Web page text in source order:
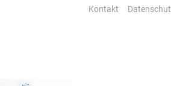
Kontakt